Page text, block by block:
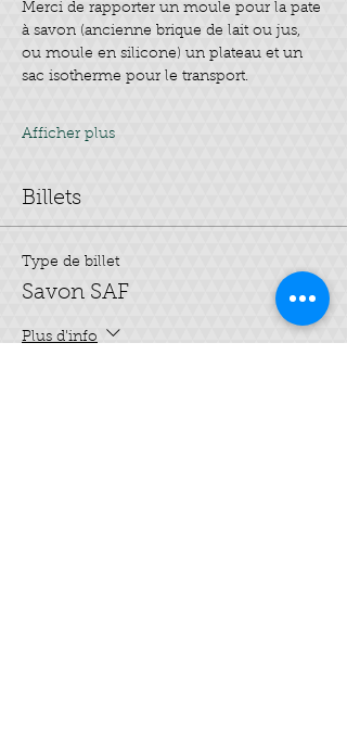
Merci de rapporter un moule pour la pate
à savon (ancienne brique de lait ou jus,
ou moule en silicone) un plateau et un
sac isotherme pour le transport.
Afficher plus
Billets
Type de billet
Savon SAF
Plus d'info